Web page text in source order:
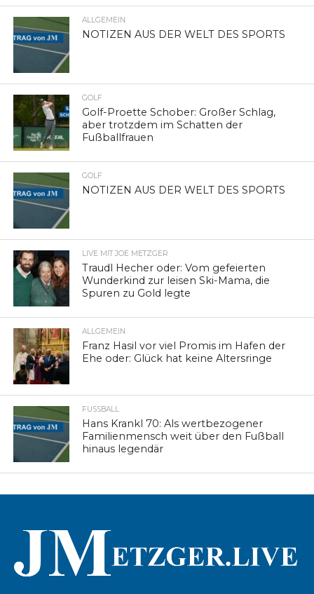
ALLGEMEIN
NOTIZEN AUS DER WELT DES SPORTS
GOLF
Golf-Proette Schober: Großer Schlag,
aber trotzdem im Schatten der
Fußballfrauen
GOLF
NOTIZEN AUS DER WELT DES SPORTS
LIVE MIT JOE METZGER
Traudl Hecher oder: Vom gefeierten
Wunderkind zur leisen Ski-Mama, die
Spuren zu Gold legte
ALLGEMEIN
Franz Hasil vor viel Promis im Hafen der
Ehe oder: Glück hat keine Altersringe
FUSSBALL
Hans Krankl 70: Als wertbezogener
Familienmensch weit über den Fußball
hinaus legendär